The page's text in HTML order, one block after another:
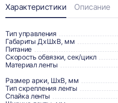
Информация
о
товаре,
доставке,
отзывах
и
сертификаты
Характеристики Описание
Тип управления
Габариты ДхШхВ, мм
Питание
Скорость обвязки, сек/цикл
Материал ленты
Размер арки, ШхВ, мм
Тип скрепления ленты
Спайка ленты